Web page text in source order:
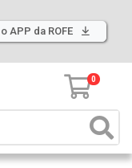
APP da ROFE
0